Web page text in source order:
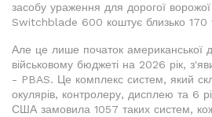
засобу ураження для дорогої ворожої
Switchblade 600 коштує близько 170
Але це лише початок американської
військовому бюджеті на 2026 рік,
- PBAS. Це комплекс систем, який
окулярів, контролеру, дисплею та 6
США замовила 1057 таких систем,